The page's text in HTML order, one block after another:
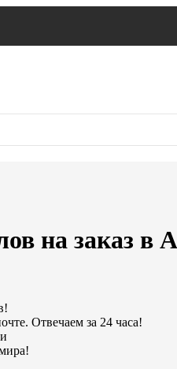
на заказ в
Отвечаем за 24 часа!